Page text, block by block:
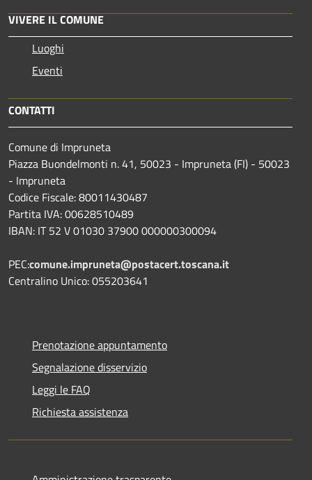
VIVERE IL COMUNE
Luoghi
Eventi
CONTATTI
Comune di Impruneta
Piazza Buondelmonti n. 41, 50023 - Impruneta (FI) - 50023
- Impruneta
Codice Fiscale: 80011430487
Partita IVA: 00628510489
IBAN: IT 52 V 01030 37900 000000300094
PEC:comune.impruneta@postacert.toscana.it
Centralino Unico: 055203641
Prenotazione appuntamento
Segnalazione disservizio
Leggi le FAQ
Richiesta assistenza